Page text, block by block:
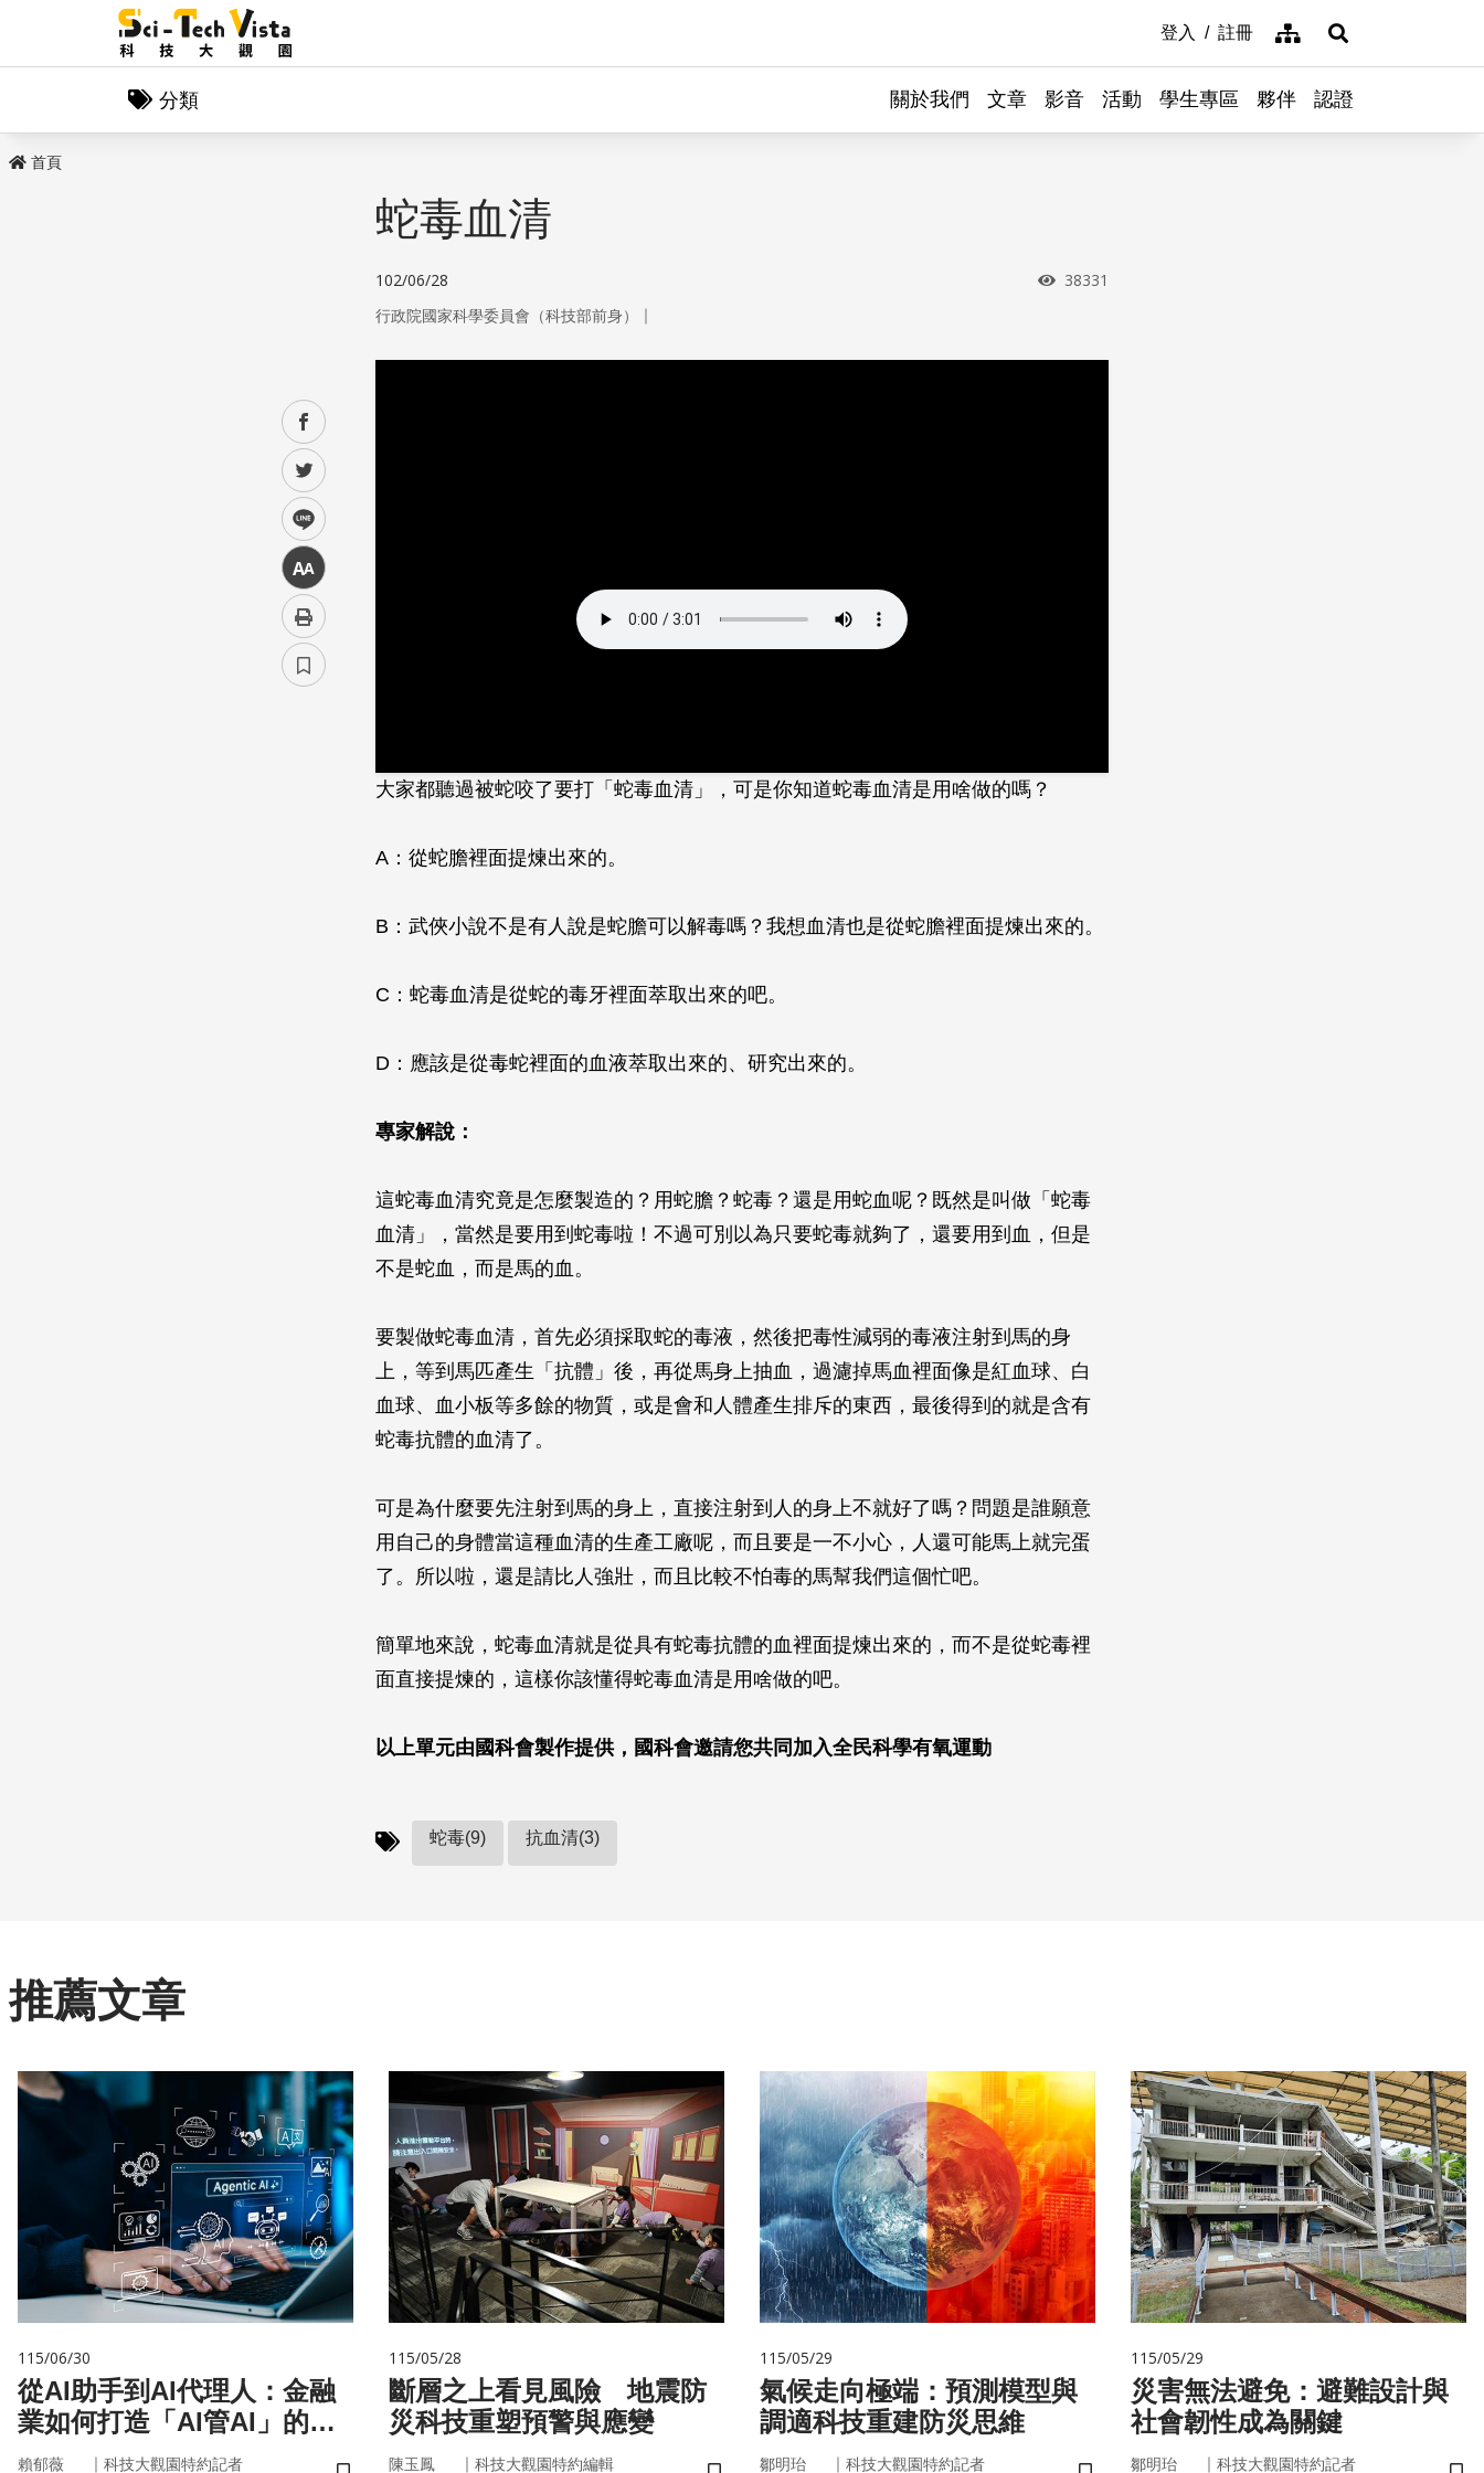
登入 註冊 網站導覽展開搜尋
分類 關於我們 文章 影音 活動 學生專區 夥伴 認證
首頁
facebook
twitter
line
中
蛇毒血清
102/06/28 瀏覽次數
38331
行政院國家科學委員會（科技部前身） ｜
大家都聽過被蛇咬了要打「蛇毒血清」，可是你知道蛇毒血清是用啥做的嗎？
A：從蛇膽裡面提煉出來的。
B：武俠小說不是有人說是蛇膽可以解毒嗎？我想血清也是從蛇膽裡面提煉出來的。
C：蛇毒血清是從蛇的毒牙裡面萃取出來的吧。
D：應該是從毒蛇裡面的血液萃取出來的、研究出來的。
專家解說：
這蛇毒血清究竟是怎麼製造的？用蛇膽？蛇毒？還是用蛇血呢？既然是叫做「蛇毒
血清」，當然是要用到蛇毒啦！不過可別以為只要蛇毒就夠了，還要用到血，但是
不是蛇血，而是馬的血。
要製做蛇毒血清，首先必須採取蛇的毒液，然後把毒性減弱的毒液注射到馬的身
上，等到馬匹產生「抗體」後，再從馬身上抽血，過濾掉馬血裡面像是紅血球、白
血球、血小板等多餘的物質，或是會和人體產生排斥的東西，最後得到的就是含有
蛇毒抗體的血清了。
可是為什麼要先注射到馬的身上，直接注射到人的身上不就好了嗎？問題是誰願意
用自己的身體當這種血清的生產工廠呢，而且要是一不小心，人還可能馬上就完蛋
了。所以啦，還是請比人強壯，而且比較不怕毒的馬幫我們這個忙吧。
簡單地來說，蛇毒血清就是從具有蛇毒抗體的血裡面提煉出來的，而不是從蛇毒裡
面直接提煉的，這樣你該懂得蛇毒血清是用啥做的吧。
以上單元由國科會製作提供，國科會邀請您共同加入全民科學有氧運動
蛇毒(9) 抗血清(3)
推薦文章
115/06/30
從AI助手到AI代理人：金融
業如何打造「AI管AI」的新
治理模式？
賴郁薇 ｜ 科技大觀園特約記者
115/05/28
斷層之上看見風險 地震防
災科技重塑預警與應變
陳玉鳳 ｜ 科技大觀園特約編輯
115/05/29
氣候走向極端：預測模型與
調適科技重建防災思維
鄒明珆 ｜ 科技大觀園特約記者
115/05/29
災害無法避免：避難設計與
社會韌性成為關鍵
鄒明珆 ｜ 科技大觀園特約記者